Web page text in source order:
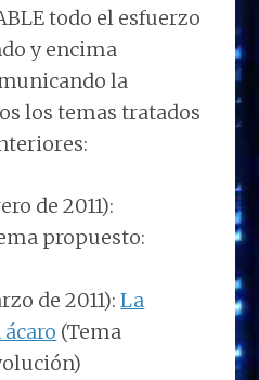
todo el esfuerzo
y encima
la
los temas tratados
de 2011):
propuesto:
de 2011):La
(Tema